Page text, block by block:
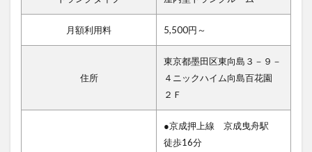
月額利用料 5,500円～
住所
東京都墨田区東向島３－９－
４ニックハイム向島百花園
２Ｆ
●京成押上線 京成曳舟駅
徒歩16分